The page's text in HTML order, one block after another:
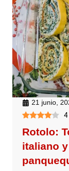
21 junio,
4
Rotolo:
italiano